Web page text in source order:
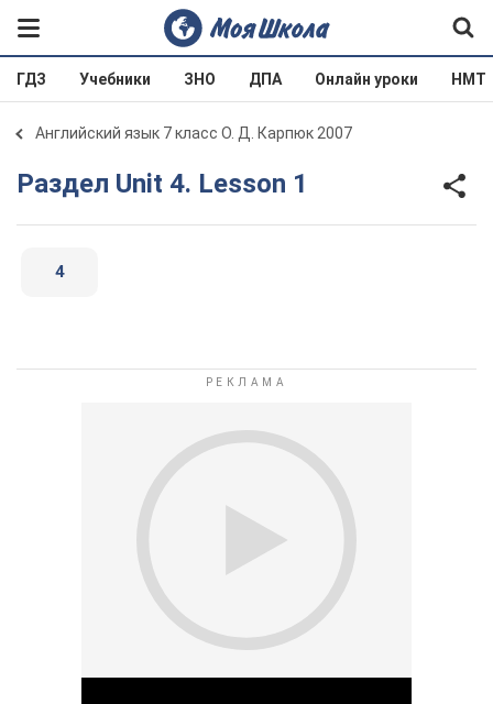
ГДЗ Учебники ЗНО ДПА Онлайн уроки НМТ
Английский язык 7 класс О. Д. Карпюк 2007
Раздел Unit 4. Lesson 1
4